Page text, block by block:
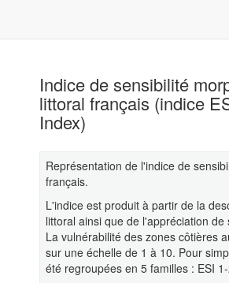
Indice de sensibilité
littoral français (indice
Index)
Représentation de l'indice de
français.
L'indice est produit à partir de la
littoral ainsi que de l'appréciation
La vulnérabilité des zones côtières
sur une échelle de 1 à 10. Pour
été regroupées en 5 familles : ESI